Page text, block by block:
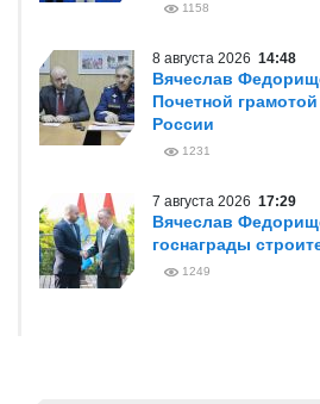
1158
8 августа 2026 14:48
Вячеслав
Почетной
России
1231
7 августа 2026 17:29
Вячеслав
госнаграды
1249